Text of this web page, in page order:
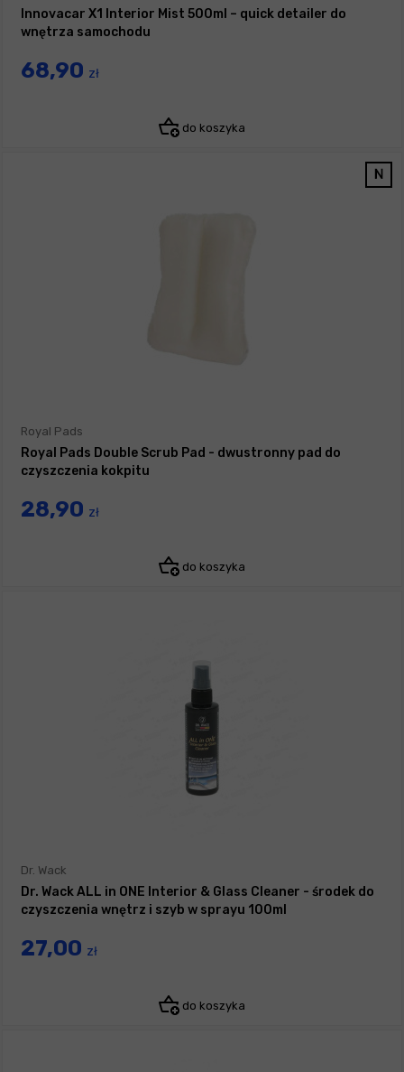
Innovacar X1 Interior Mist 500ml – quick detailer do
wnętrza samochodu
68,90 zł
do koszyka
Royal Pads
Royal Pads Double Scrub Pad - dwustronny pad do
czyszczenia kokpitu
28,90 zł
do koszyka
Dr. Wack
Dr. Wack ALL in ONE Interior & Glass Cleaner - środek do
czyszczenia wnętrz i szyb w sprayu 100ml
27,00 zł
do koszyka